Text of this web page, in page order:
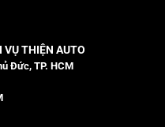
THIỆN AUTO
Đức, TP. HCM